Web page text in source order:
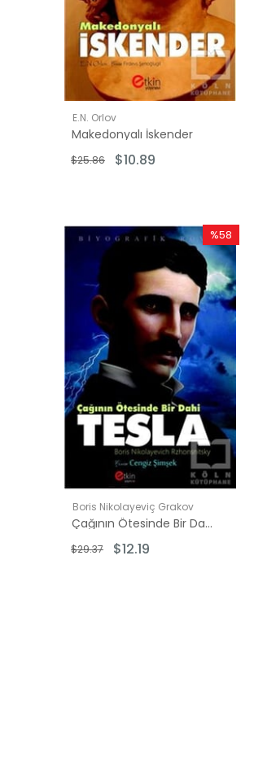
E.N. Orlov
Makedonyalı İskender
$10.89
$25.86
Boris Nikolayeviç Grakov
Çağının Ötesinde Bir Dahi Tesla
$12.19
$29.37
%58
İndirim
%58İndirim